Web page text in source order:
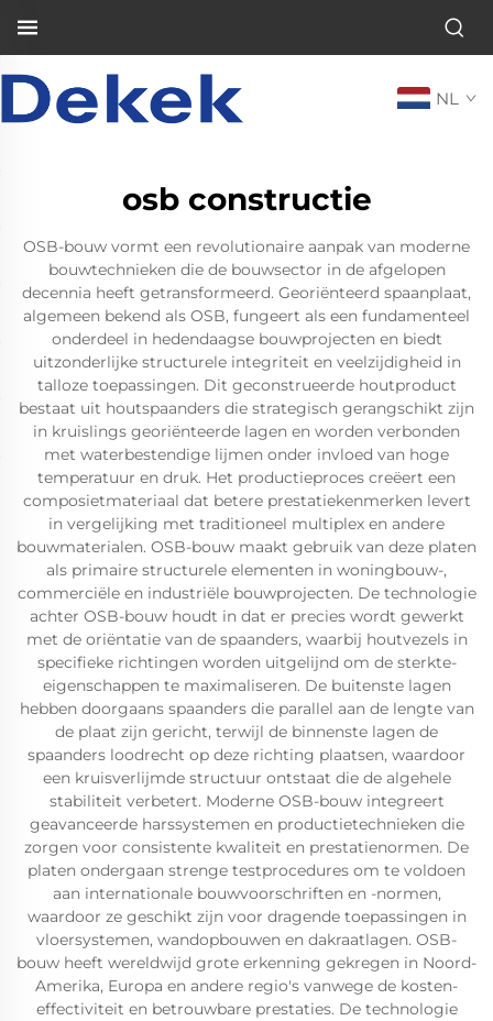
NL
osb constructie
OSB-bouw vormt een revolutionaire aanpak van moderne
bouwtechnieken die de bouwsector in de afgelopen
decennia heeft getransformeerd. Georiënteerd spaanplaat,
algemeen bekend als OSB, fungeert als een fundamenteel
onderdeel in hedendaagse bouwprojecten en biedt
uitzonderlijke structurele integriteit en veelzijdigheid in
talloze toepassingen. Dit geconstrueerde houtproduct
bestaat uit houtspaanders die strategisch gerangschikt zijn
in kruislings georiënteerde lagen en worden verbonden
met waterbestendige lijmen onder invloed van hoge
temperatuur en druk. Het productieproces creëert een
composietmateriaal dat betere prestatiekenmerken levert
in vergelijking met traditioneel multiplex en andere
bouwmaterialen. OSB-bouw maakt gebruik van deze platen
als primaire structurele elementen in woningbouw-,
commerciële en industriële bouwprojecten. De technologie
achter OSB-bouw houdt in dat er precies wordt gewerkt
met de oriëntatie van de spaanders, waarbij houtvezels in
specifieke richtingen worden uitgelijnd om de sterkte-
eigenschappen te maximaliseren. De buitenste lagen
hebben doorgaans spaanders die parallel aan de lengte van
de plaat zijn gericht, terwijl de binnenste lagen de
spaanders loodrecht op deze richting plaatsen, waardoor
een kruisverlijmde structuur ontstaat die de algehele
stabiliteit verbetert. Moderne OSB-bouw integreert
geavanceerde harssystemen en productietechnieken die
zorgen voor consistente kwaliteit en prestatienormen. De
platen ondergaan strenge testprocedures om te voldoen
aan internationale bouwvoorschriften en -normen,
waardoor ze geschikt zijn voor dragende toepassingen in
vloersystemen, wandopbouwen en dakraatlagen. OSB-
bouw heeft wereldwijd grote erkenning gekregen in Noord-
Amerika, Europa en andere regio's vanwege de kosten-
effectiviteit en betrouwbare prestaties. De technologie